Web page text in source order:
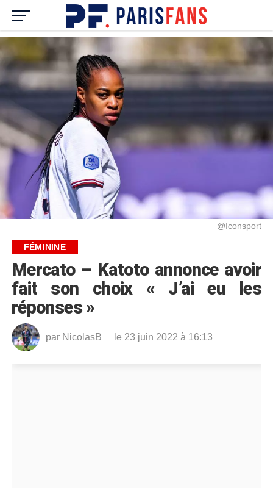
@Iconsport
FÉMININE
Mercato – Katoto annonce avoir
fait son choix « J’ai eu les
réponses »
par NicolasB le 23 juin 2022 à 16:13